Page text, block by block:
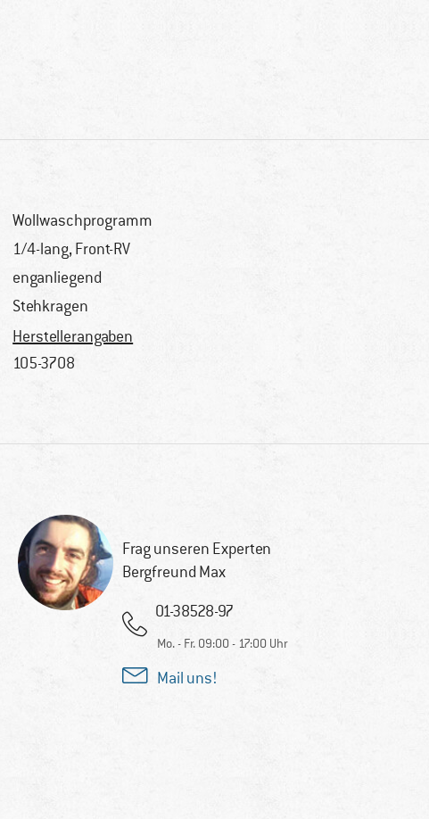
Wollwaschprogramm
1/4-lang, Front-RV
enganliegend
Stehkragen
Herstellerangaben
105-3708
Frag unseren Experten
Bergfreund Max
01-38528-97
Mo. - Fr. 09:00 - 17:00 Uhr
Mail uns!